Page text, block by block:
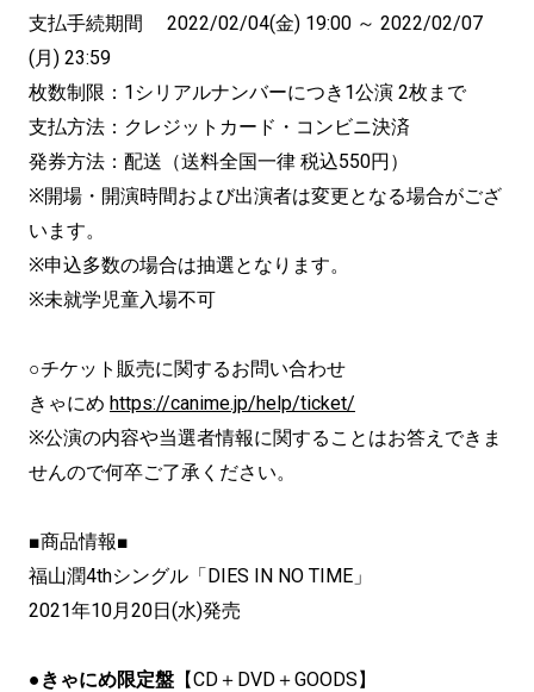
支払手続期間 2022/02/04(金) 19:00 ～ 2022/02/07
(月) 23:59
枚数制限：1シリアルナンバーにつき1公演 2枚まで
支払方法：クレジットカード・コンビニ決済
発券方法：配送（送料全国一律 税込550円）
※開場・開演時間および出演者は変更となる場合がござ
います。
※申込多数の場合は抽選となります。
※未就学児童入場不可
○チケット販売に関するお問い合わせ
きゃにめ https://canime.jp/help/ticket/
※公演の内容や当選者情報に関することはお答えできま
せんので何卒ご了承ください。
■商品情報■
福山潤4thシングル「DIES IN NO TIME」
2021年10月20日(水)発売
●きゃにめ限定盤 【CD＋DVD＋GOODS】